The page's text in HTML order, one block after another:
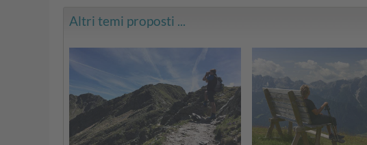
Altri temi proposti ...